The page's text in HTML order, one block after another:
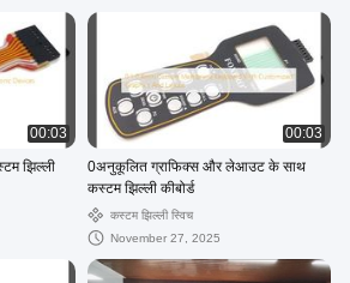
00:03
झिल्ली
00:03
0अनुकूलित ग्राफिक्स और लेआउट के साथ
कस्टम झिल्ली कीबोर्ड
कस्टम झिल्ली स्विच
November 27, 2025